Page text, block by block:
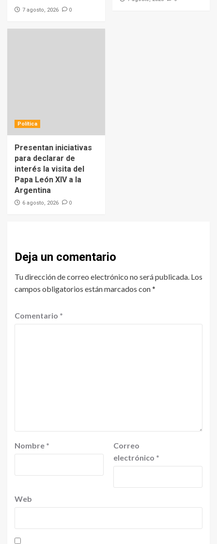
7 agosto, 2026 0
Política
Presentan iniciativas
para declarar de
interés la visita del
Papa León XIV a la
Argentina
6 agosto, 2026 0
Deja un comentario
Tu dirección de correo electrónico no será publicada. Los
campos obligatorios están marcados con*
Comentario *
Nombre *
Correo
electrónico *
Web